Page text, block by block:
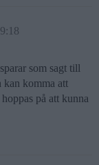
som sagt till
kan komma att
på att kunna